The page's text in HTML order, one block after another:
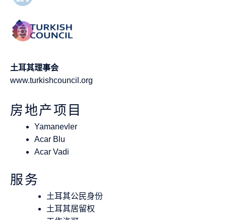
土耳其理事会
www.turkishcouncil.org
房地产项目
Yamanevler
Acar Blu
Acar Vadi
服务
土耳其公民身份
土耳其居留权